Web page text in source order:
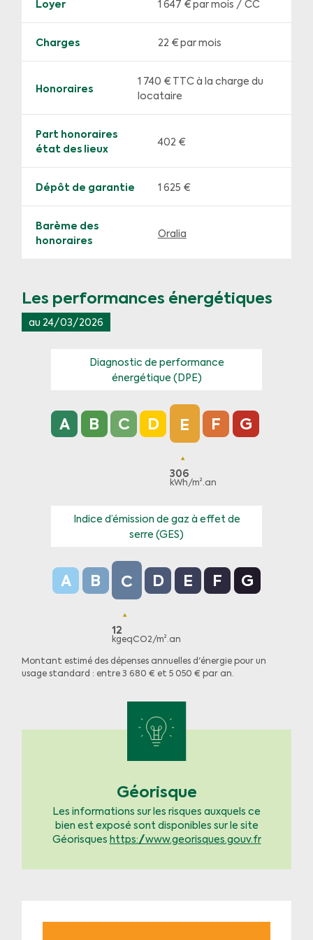
Loyer 1 647 € par mois / CC
Charges 22 € par mois
Honoraires
1 740 € TTC à la charge du
locataire
Part honoraires
état des lieux
402 €
Dépôt de garantie 1 625 €
Barème des
honoraires
Oralia
Les performances énergétiques
au 24/03/2026
Diagnostic de performance
énergétique (DPE)
Diagnostic de performance énergétique (DPE)
A B C D E
306
kWh/m².an
F G
Indice d’émission de gaz à effet de
serre (GES)
Indice d’émission de gaz à effet de serre
A B C
12
kgeqCO2/m².an
D E F G
Montant estimé des dépenses annuelles d'énergie pour un
usage standard : entre 3 680 € et 5 050 € par an.
Géorisque
Les informations sur les risques auxquels ce
bien est exposé sont disponibles sur le site
Géorisques https://www.georisques.gouv.fr